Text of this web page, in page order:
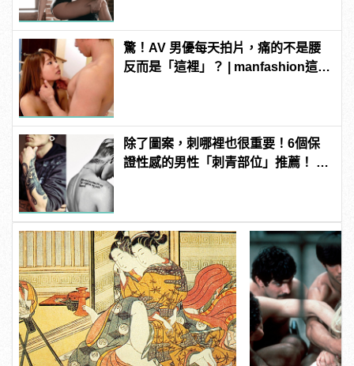
驚！AV 男優每天拍片，痛的不是腰
反而是「這裡」？ | manfashion這樣
除了圖案，刺哪裡也很重要！6個保
證性感的男性「刺青部位」推薦！ |